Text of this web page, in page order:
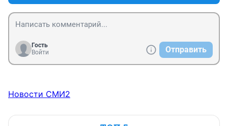
Гость
Войти
Отправить
Новости СМИ2